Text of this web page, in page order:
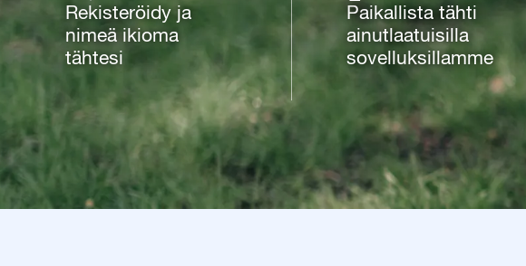
Rekisteröidy ja
nimeä ikioma
tähtesi
Paikallista tähti
ainutlaatuisilla
sovelluksillamme